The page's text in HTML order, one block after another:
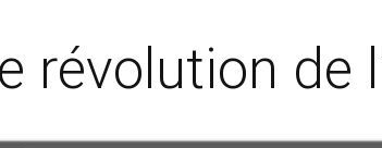
révolution de